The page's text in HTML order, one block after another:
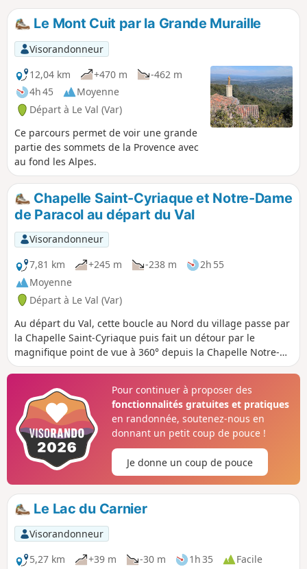
Le Mont Cuit par la Grande Muraille
Visorandonneur
12,04 km
+470 m
-462 m
4h 45
Moyenne
Départ à Le Val (Var)
Ce parcours permet de voir une grande
partie des sommets de la Provence avec
au fond les Alpes.
Chapelle Saint-Cyriaque et Notre-Dame
de Paracol au départ du Val
Visorandonneur
7,81 km
+245 m -238 m
2h 55
Moyenne
Départ à Le Val (Var)
Au départ du Val, cette boucle au Nord du village passe par
la Chapelle Saint-Cyriaque puis fait un détour par le
magnifique point de vue à 360° depuis la Chapelle Notre-
Dame de Paracol. Le retour s'effectue par le vallon des
Pour continuer à proposer des
fonctionnalités gratuites et pratiques
en randonnée, soutenez-nous en
donnant un petit coup de pouce !
Je donne un coup de pouce
Le Lac du Carnier
Visorandonneur
5,27 km
+39 m -30 m 1h 35
Facile